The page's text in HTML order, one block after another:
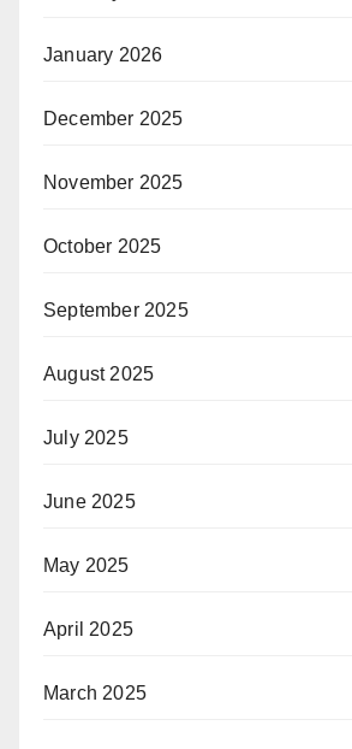
January 2026
December 2025
November 2025
October 2025
September 2025
August 2025
July 2025
June 2025
May 2025
April 2025
March 2025